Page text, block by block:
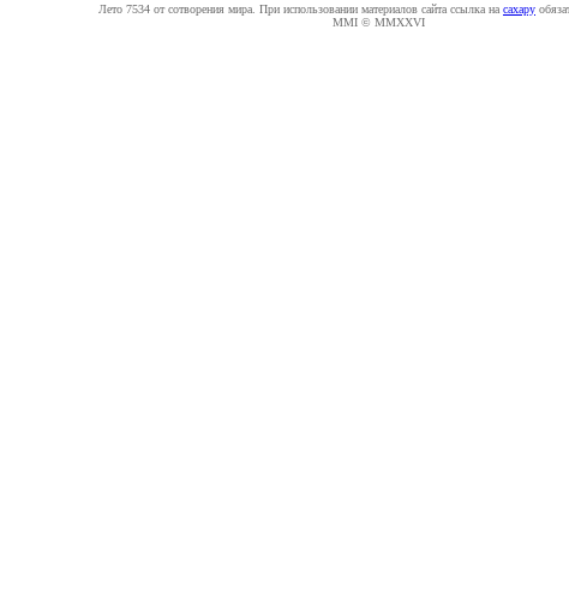
Лето 7534 от сотворения мира. При использовании материалов сайта ссылка на caxapу
MMI © MMXXVI